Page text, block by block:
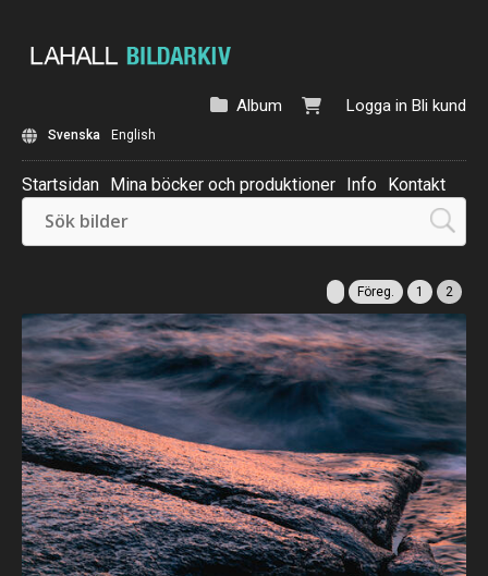
Logga in Bli kund
Album
Svenska English
Startsidan Mina böcker och produktioner Info Kontakt
Beställ: Kalender 2025
Föreg. 1 2